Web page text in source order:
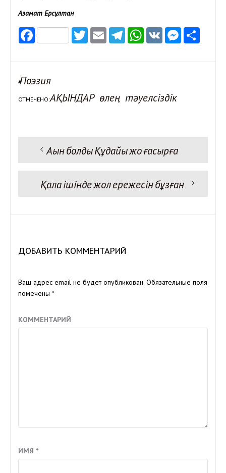
Азамат Ерсұлтан
FacebookTwitter
EmailTelegram
WhatsApp
VK
#Поэзия
ОТМЕЧЕНО:АҚЫНДАР өлең тәуелсіздік
Навигация
записям
Предыдущая запись:
Ақын болдық Құдайы жоқ ғасырға
Следующая запись:
Қала ішінде жол ережесін бұзған
ДОБАВИТЬ КОММЕНТАРИЙ
Ваш адрес email не будет опубликован. Обязательные поля
помечены *
КОММЕНТАРИЙ
ИМЯ *